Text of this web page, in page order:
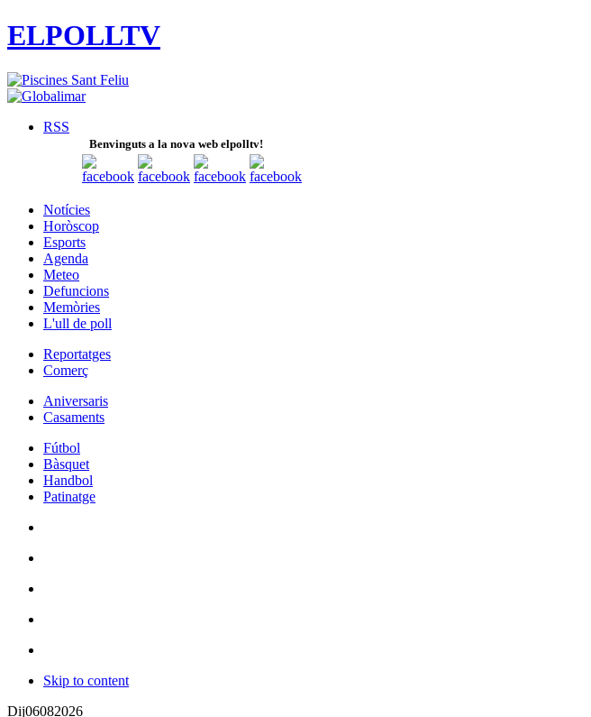
ELPOLLTV
RSS
Benvinguts a la nova web elpolltv!
Notícies
Horòscop
Esports
Agenda
Meteo
Defuncions
Memòries
L'ull de poll
Reportatges
Comerç
Aniversaris
Casaments
Fútbol
Bàsquet
Handbol
Patinatge
Skip to content
Dij06082026